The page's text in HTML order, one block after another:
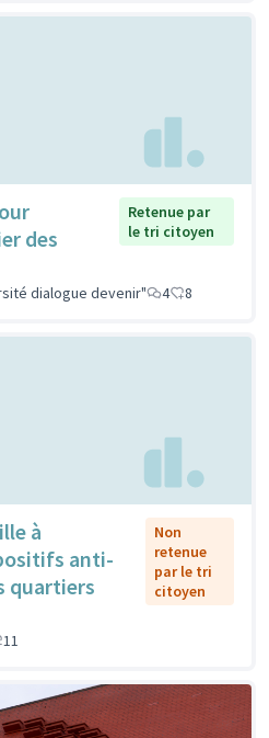
des
Retenue par
le tri citoyen
dialogue devenir" 4 8
à
anti-
quartiers
Non
retenue
par le tri
citoyen
11